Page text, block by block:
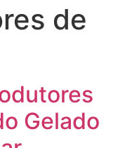
de
Gelado